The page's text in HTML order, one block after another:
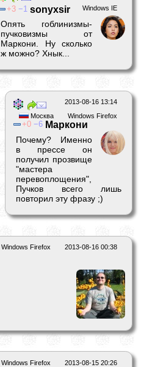
Windows IE
3 1 sonyxsir
Опять гоблинизмы-
пучковизмы от
Маркони. Ну сколько
ж можно? Хнык...
2013-08-16 13:14
Windows Firefox
Москва
0 6 Маркони
Почему? Именно
в прессе он
получил прозвище
"мастера
перевоплощения",
Пучков всего лишь
повторил эту фразу ;)
2013-08-16 00:38
Windows Firefox
2013-08-15 20:26
Windows Firefox